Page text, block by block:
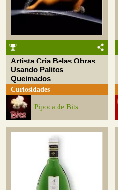
Artista Cria Belas Obras
Usando Palitos
Queimados
Curiosidades
Pipoca de Bits